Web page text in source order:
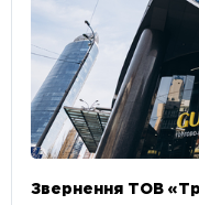
Звернення ТОВ